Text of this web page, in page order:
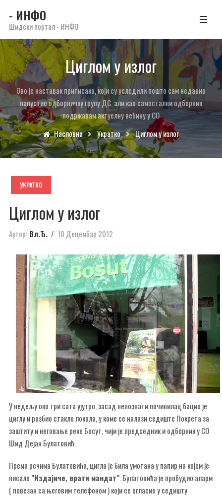
- ИНФО
Шидски портал - ИНФО
Циглом у излог
Ово је наставак притисака, који су уследили пошто сам недавно
напустио одборничку групу ДС, али као самостални одборник
подржавам актуелну већину у СО
Насловна
Укратко Циглом у излог
УКРАТКО
Циглом у излог
Аутор: Вл.Ђ. 18 Децембар 2012
У недељу око три сата ујутро, засад непознати починилац бацио је
циглу и разбио стакло локала, у коме се налази седиште Покрета за
заштиту и неговање реке Босут, чији је председник и одборник у СО
Шид Дејан Булатовић.
Према речима Булатовића, цигла је била умотана у папир на којем је
писало "Издајиче, врати мандат". Булатовића је пробудио аларм
( повезан са његовим телефоном ) који се огласио у седишту